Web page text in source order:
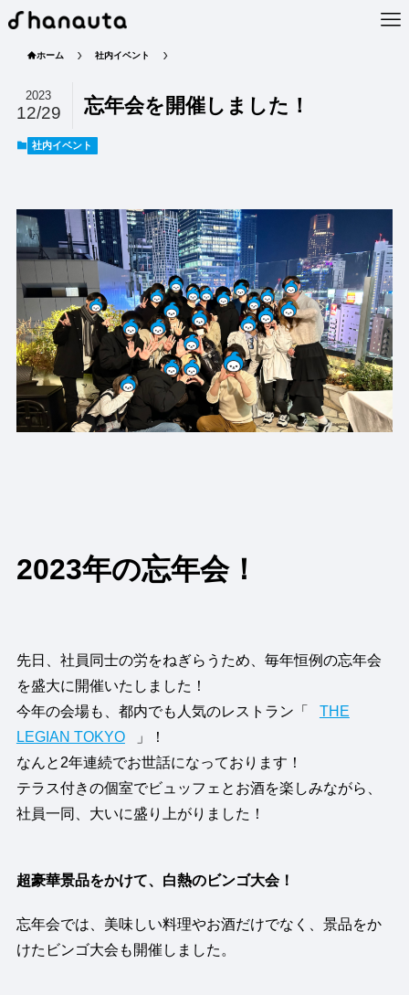
ホーム 社内イベント
忘年会を開催しました！
2023
12/29
社内イベント
2023年の忘年会！
先日、社員同士の労をねぎらうため、毎年恒例の忘年会
を盛大に開催いたしました！
今年の会場も、都内でも人気のレストラン「
THE
LEGIAN TOKYO
」！
なんと2年連続でお世話になっております！
テラス付きの個室でビュッフェとお酒を楽しみながら、
社員一同、大いに盛り上がりました！
超豪華景品をかけて、白熱のビンゴ大会！
忘年会では、美味しい料理やお酒だけでなく、景品をか
けたビンゴ大会も開催しました。